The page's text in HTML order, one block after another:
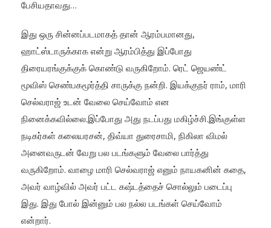
பேசியதாவது…
இது ஒரு சின்னப்படமாகத் தான் ஆரம்பமானது,
ஹாட்ஸ்டாருக்காக என்று ஆரம்பித்து இப்போது
திரையரங்குக்குக் கொண்டு வருகிறோம். ரெட் ஜெயண்ட்
மூவிஸ் செண்பகமூர்த்தி சாருக்கு நன்றி. இயக்குநர் ராம், மாரி
செல்வராஜ் உடன் வேலை செய்வோம் என
நினைக்கவில்லை.இப்போது அது நடப்பது மகிழ்ச்சி.இங்குள்ள
நடிகர்கள் கலையரசன், திவ்யா துரைசாமி, நிகிலா விமல்
அனைவருடன் வேறு பல படங்களும் வேலை பார்த்து
வருகிறோம். வாழை மாரி செல்வராஜ் எனும் நாயகனின் கதை,
அவர் வாழ்வில் அவர் பட்ட கஷ்டத்தைச் சொல்லும் படைப்பு
இது. இது போல் இன்னும் பல நல்ல படங்கள் செய்வோம்
என்றார்.